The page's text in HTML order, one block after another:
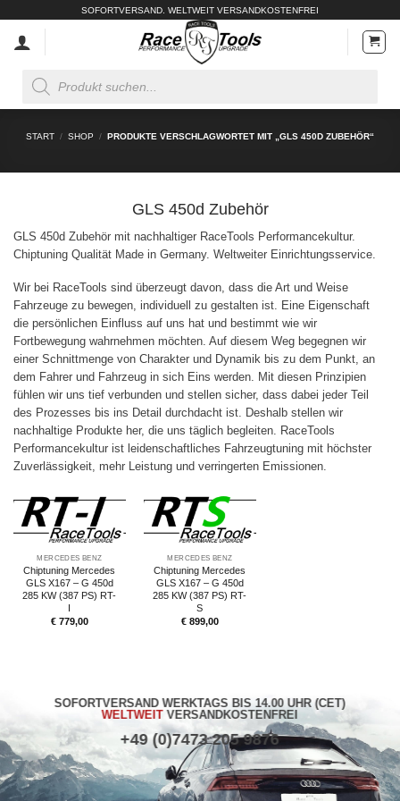
springen
SOFORTVERSAND. WELTWEIT VERSANDKOSTENFREI
search
START / SHOP / PRODUKTE VERSCHLAGWORTET MIT „GLS 450D ZUBEHÖR“
GLS 450d Zubehör
GLS 450d Zubehör mit nachhaltiger RaceTools Performancekultur.
Chiptuning Qualität Made in Germany. Weltweiter Einrichtungsservice.
Wir bei RaceTools sind überzeugt davon, dass die Art und Weise
Fahrzeuge zu bewegen, individuell zu gestalten ist. Eine Eigenschaft
die persönlichen Einfluss auf uns hat und bestimmt wie wir
Fortbewegung wahrnehmen möchten. Auf diesem Weg begegnen wir
einer Schnittmenge von Charakter und Dynamik bis zu dem Punkt, an
dem Fahrer und Fahrzeug in sich Eins werden. Mit diesen Prinzipien
fühlen wir uns tief verbunden und stellen sicher, dass dabei jeder Teil
des Prozesses bis ins Detail durchdacht ist. Deshalb stellen wir
nachhaltige Produkte her, die uns täglich begleiten. RaceTools
Performancekultur ist leidenschaftliches Fahrzeugtuning mit höchster
Zuverlässigkeit, mehr Leistung und verringerten Emissionen.
MERCEDES BENZ
Chiptuning Mercedes
GLS X167 – G 450d
285 KW (387 PS) RT-
I
€779,00
MERCEDES BENZ
Chiptuning Mercedes
GLS X167 – G 450d
285 KW (387 PS) RT-
S
€899,00
SOFORTVERSAND WERKTAGS BIS 14.00 UHR (CET)
WELTWEITVERSANDKOSTENFREI
+49 (0)7473 205 9876